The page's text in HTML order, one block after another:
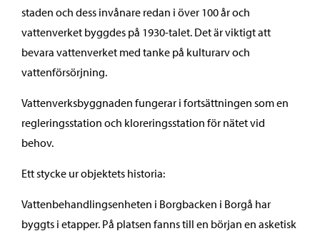
staden och dess invånare redan i över 100 år och
vattenverket byggdes på 1930-talet. Det är viktigt att
bevara vattenverket med tanke på kulturarv och
vattenförsörjning.
Vattenverksbyggnaden fungerar i fortsättningen som en
regleringsstation och kloreringsstation för nätet vid
behov.
Ett stycke ur objektets historia:
Vattenbehandlingsenheten i Borgbacken i Borgå har
byggts i etapper. På platsen fanns till en början en asketisk